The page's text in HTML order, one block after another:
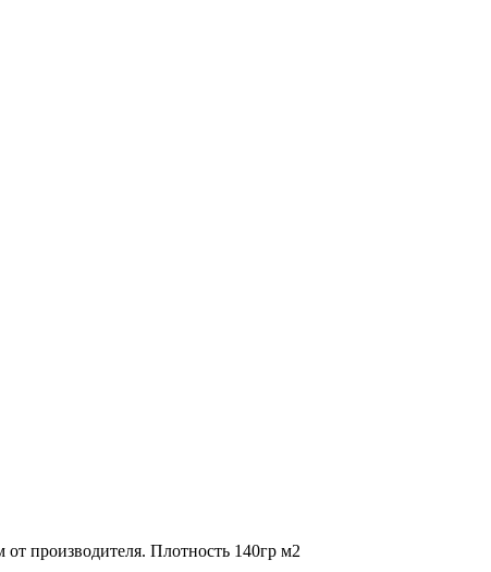
производителя. Плотность 140гр м2